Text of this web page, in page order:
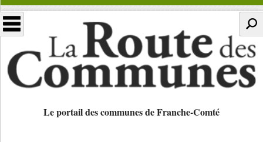
Le portail des communes de Franche-Comté